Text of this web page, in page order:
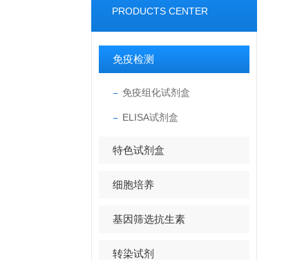
PRODUCTS CENTER
免疫检测
免疫组化试剂盒
ELISA试剂盒
特色试剂盒
细胞培养
基因筛选抗生素
转染试剂